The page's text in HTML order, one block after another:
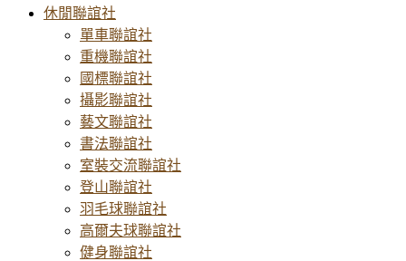
休閒聯誼社
單車聯誼社
重機聯誼社
國標聯誼社
攝影聯誼社
藝文聯誼社
書法聯誼社
室裝交流聯誼社
登山聯誼社
羽毛球聯誼社
高爾夫球聯誼社
健身聯誼社